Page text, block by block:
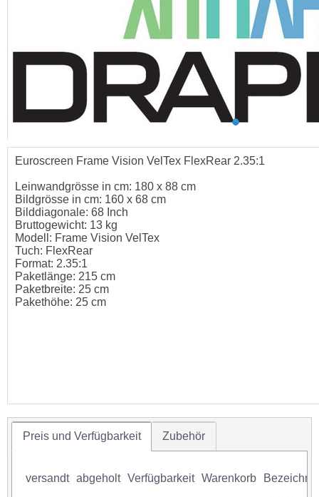
Euroscreen Frame Vision VelTex FlexRear 2.35:1
Leinwandgrösse in cm: 180 x 88 cm
Bildgrösse in cm: 160 x 68 cm
Bilddiagonale: 68 Inch
Bruttogewicht: 13 kg
Modell: Frame Vision VelTex
Tuch: FlexRear
Format: 2.35:1
Paketlänge: 215 cm
Paketbreite: 25 cm
Pakethöhe: 25 cm
Preis und Verfügbarkeit Zubehör
versandt abgeholt Verfügbarkeit Warenkorb